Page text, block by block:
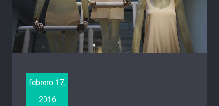
febrero 17,
2016